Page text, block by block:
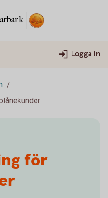
Logga in
för